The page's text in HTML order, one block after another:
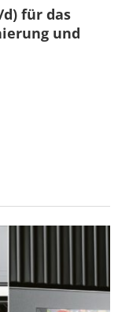
für das
und